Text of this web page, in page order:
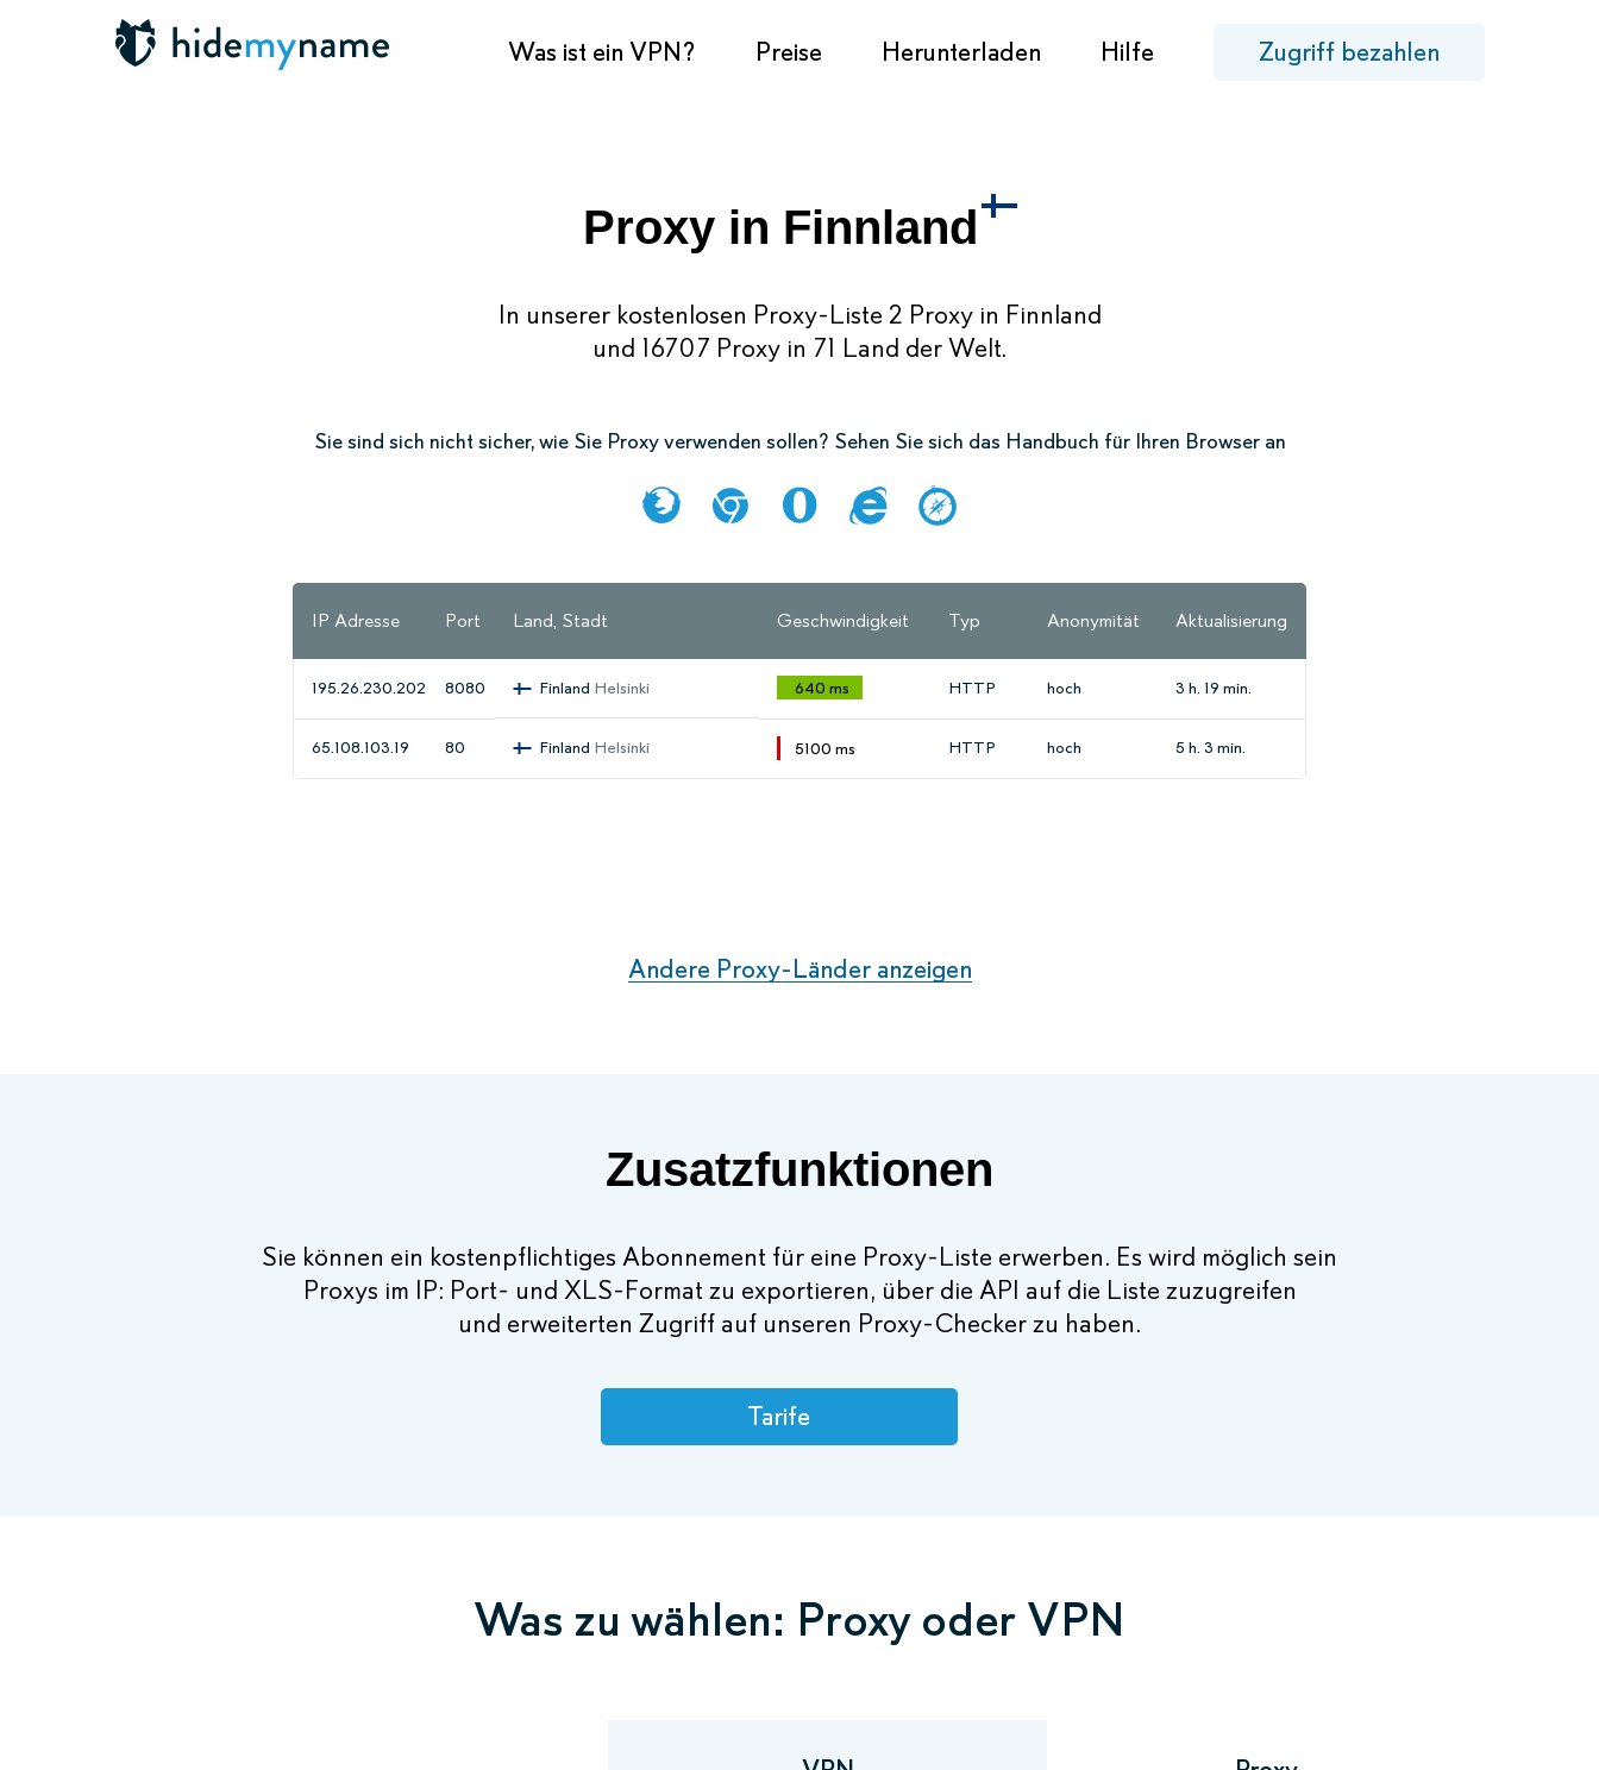
Was ist ein VPN? Preise Herunterladen Hilfe Zugriff bezahlen
Proxy in Finnland
In unserer kostenlosen Proxy-Liste 2 Proxy in Finnland
und 16707 Proxy in 71 Land der Welt.
Sie sind sich nicht sicher, wie Sie Proxy verwenden sollen? Sehen Sie sich das Handbuch für Ihren Browser an
IP Adresse Port Land, Stadt Geschwindigkeit Typ Anonymität Aktualisierung
195.26.230.202 8080 Finland Helsinki 640 ms HTTP hoch 3 h. 19 min.
65.108.103.19 80 Finland Helsinki 5100 ms HTTP hoch 5 h. 3 min.
Andere Proxy-Länder anzeigen
Zusatzfunktionen
Sie können ein kostenpflichtiges Abonnement für eine Proxy-Liste erwerben. Es wird möglich sein
Proxys im IP: Port- und XLS-Format zu exportieren, über die API auf die Liste zuzugreifen
und erweiterten Zugriff auf unseren Proxy-Checker zu haben.
Tarife
Was zu wählen: Proxy oder VPN